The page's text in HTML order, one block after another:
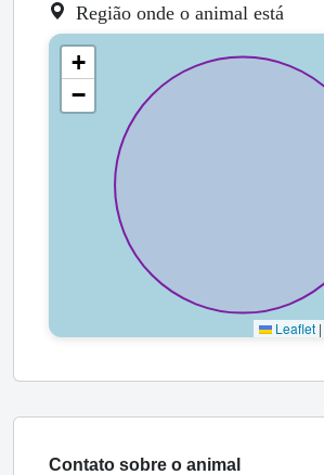
Região onde o animal está
+
−
Leaflet |
Contato sobre o animal